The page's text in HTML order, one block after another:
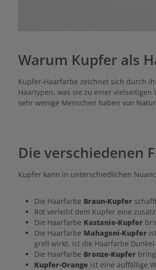
Warum Kupfer als
Kupfer-Haarfarbe zeichnet sich durch
Haartypen, was sie zu einer
sehr wenige Menschen haben von
Die verschiedenen
Kupfer kann in unterschiedlichen
Die Haarfarbe Braun-Kupfer
Rot verleiht dem Kupfer eine
Die Haarfarbe Kastanie-Kupfer
Die Haarfarbe Mahagoni-Kupfer
grell wirkt, ist die Haarfarbe
Die Haarfarbe Bronze-Kupfer
Kupfer-Orange ist eine auffällige